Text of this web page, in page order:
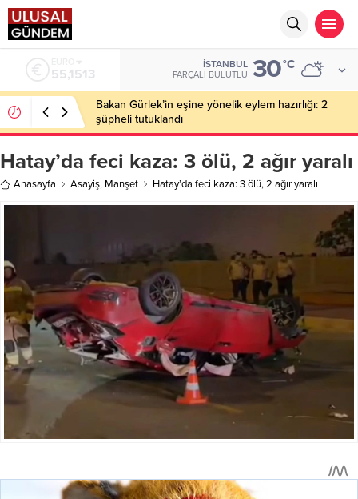
55,1513
İSTANBUL
PARÇALI BULUTLU 30°C
Bakan Gürlek’in eşine yönelik eylem hazırlığı: 2
şüpheli tutuklandı
Hatay’da feci kaza: 3 ölü, 2 ağır yaralı
Anasayfa Asayiş, Manşet Hatay’da feci kaza: 3 ölü, 2 ağır yaralı